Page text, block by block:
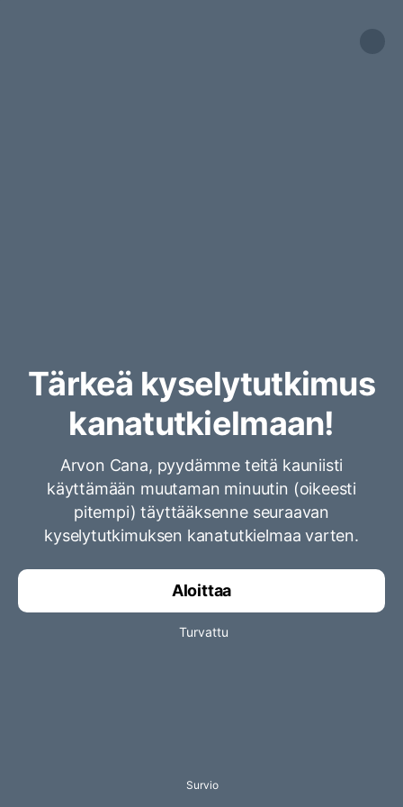
Tärkeä kyselytutkimus
kanatutkielmaan!
Arvon Cana, pyydämme teitä kauniisti
käyttämään muutaman minuutin (oikeesti
pitempi) täyttääksenne seuraavan
kyselytutkimuksen kanatutkielmaa varten.
Aloittaa
Turvattu
Survio